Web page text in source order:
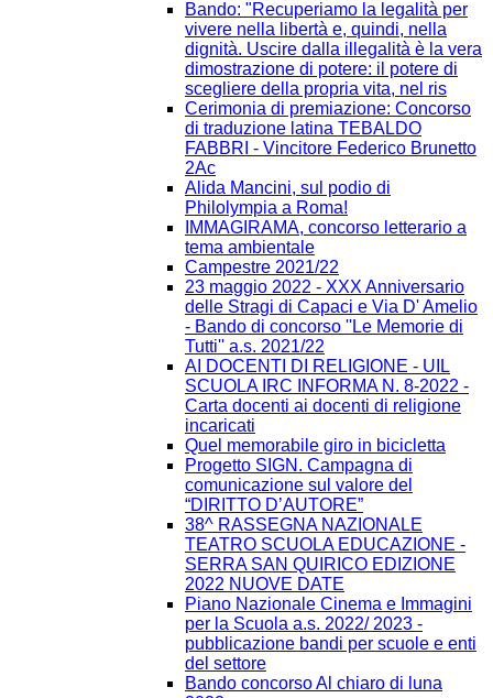
Bando: "Recuperiamo la legalità per
vivere nella libertà e, quindi, nella
dignità. Uscire dalla illegalità è la vera
dimostrazione di potere: il potere di
scegliere della propria vita, nel ris
Cerimonia di premiazione: Concorso
di traduzione latina TEBALDO
FABBRI - Vincitore Federico Brunetto
2Ac
Alida Mancini, sul podio di
Philolympia a Roma!
IMMAGIRAMA, concorso letterario a
tema ambientale
Campestre 2021/22
23 maggio 2022 - XXX Anniversario
delle Stragi di Capaci e Via D' Amelio
- Bando di concorso ''Le Memorie di
Tutti'' a.s. 2021/22
AI DOCENTI DI RELIGIONE - UIL
SCUOLA IRC INFORMA N. 8-2022 -
Carta docenti ai docenti di religione
incaricati
Quel memorabile giro in bicicletta
Progetto SIGN. Campagna di
comunicazione sul valore del
“DIRITTO D’AUTORE”
38^ RASSEGNA NAZIONALE
TEATRO SCUOLA EDUCAZIONE -
SERRA SAN QUIRICO EDIZIONE
2022 NUOVE DATE
Piano Nazionale Cinema e Immagini
per la Scuola a.s. 2022/ 2023 -
pubblicazione bandi per scuole e enti
del settore
Bando concorso Al chiaro di luna